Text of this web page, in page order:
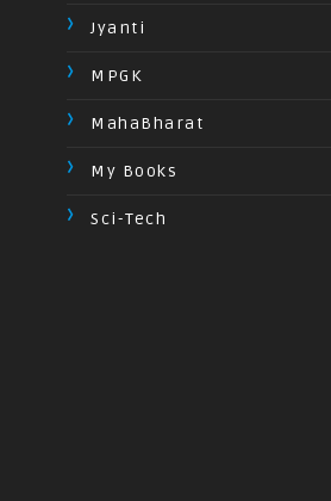
Jyanti
MPGK
MahaBharat
My Books
Sci-Tech